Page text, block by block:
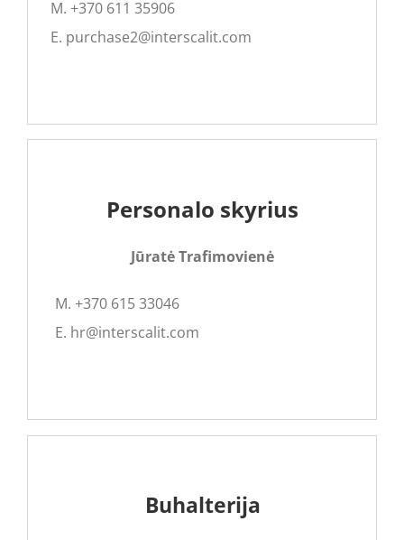
M. +370 611 35906
E. purchase2@interscalit.com
Personalo skyrius
Jūratė Trafimovienė
M. +370 615 33046
E. hr@interscalit.com
Buhalterija